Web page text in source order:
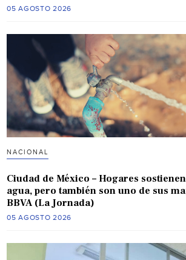
05 AGOSTO 2026
NACIONAL
Ciudad de México – Hogares
agua, pero también son uno de sus
BBVA (La Jornada)
05 AGOSTO 2026